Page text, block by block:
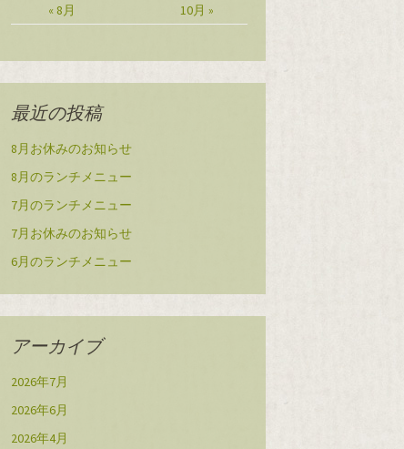
« 8月 10月 »
最近の投稿
8月お休みのお知らせ
8月のランチメニュー
7月のランチメニュー
7月お休みのお知らせ
6月のランチメニュー
アーカイブ
2026年7月
2026年6月
2026年4月